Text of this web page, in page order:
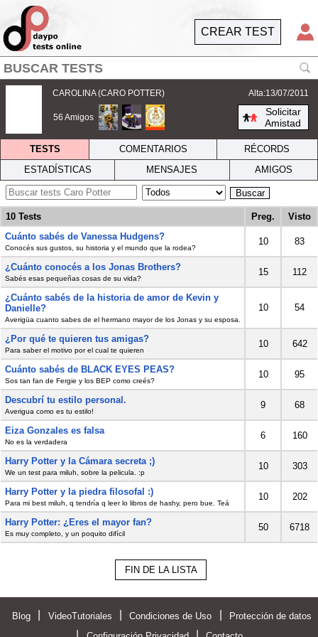
CREAR TEST
CAROLINA (CARO POTTER)
56 Amigos
Alta:13/07/2011
Solicitar
Amistad
TESTS COMENTARIOS
RÉCORDS
ESTADÍSTICAS
MENSAJES AMIGOS
Buscar
10 Tests Preg.
Visto
Cuánto sabés de Vanessa Hudgens?
Conocés sus gustos, su historia y el mundo que la rodea?
10 83
¿Cuánto conocés a los Jonas Brothers?
Sabés esas pequeñas cosas de su vida?
15 112
¿Cuánto sabés de la historia de amor de Kevin y
Danielle?
Averigüa cuanto sabes de el hermano mayor de los Jonas y su esposa.
10 54
¿Por qué te quieren tus amigas?
Para saber el motivo por el cual te quieren
10 642
Cuánto sabés de BLACK EYES PEAS?
Sos tan fan de Fergie y los BEP como creés?
10 95
Descubrí tu estilo personal.
Averigua como es tu estilo!
9 68
Eiza Gonzales es falsa
No es la verdadera
6 160
Harry Potter y la Cámara secreta ;)
We un test para miluh, sobre la pelicula. :p
10 303
Harry Potter y la piedra filosofal :)
Para mi best miluh, q tendría q leer lo libros de hashy, pero bue. Teá
10 202
Harry Potter: ¿Eres el mayor fan?
Es muy completo, y un poquito difícil
50 6718
FIN DE LA LISTA
Blog VideoTutoriales Condiciones de Uso Protección de datos